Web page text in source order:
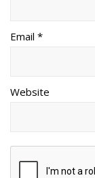
Email *
Website